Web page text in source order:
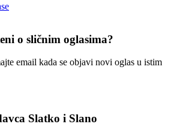
o sličnim oglasima?
email kada se objavi novi oglas u istim
Slatko i Slano